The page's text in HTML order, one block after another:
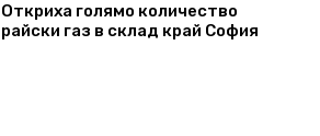
Откриха голямо количество
райски газ в склад край София